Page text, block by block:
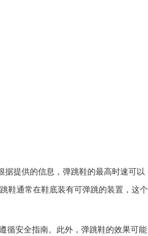
提供的信息，弹跳鞋的最高时速可以
鞋通常在鞋底装有可弹跳的装置，这个
循安全指南。此外，弹跳鞋的效果可能